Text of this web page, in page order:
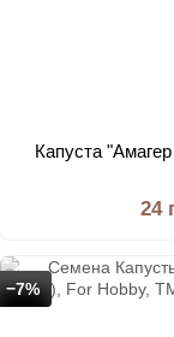
Капуста
24
−7%